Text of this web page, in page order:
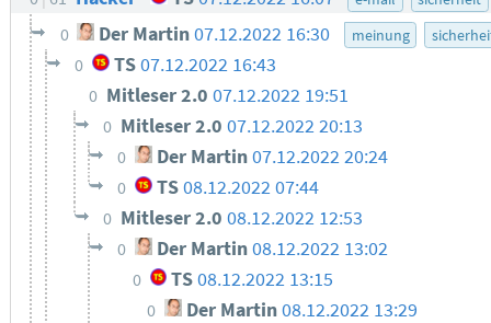
0 Der Martin07.12.2022 16:30 meinung
0 TS 07.12.2022 16:43
0 Mitleser 2.0 07.12.2022 19:51
0 Mitleser 2.007.12.2022 20:13
0 Der Martin07.12.2022 20:24
0 TS08.12.2022 07:44
0 Mitleser 2.008.12.2022 12:53
0 Der Martin08.12.2022 13:02
0 TS08.12.2022 13:15
0 Der Martin 08.12.2022 13:29